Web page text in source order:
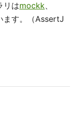
リはmockk、
ます。（AssertJ